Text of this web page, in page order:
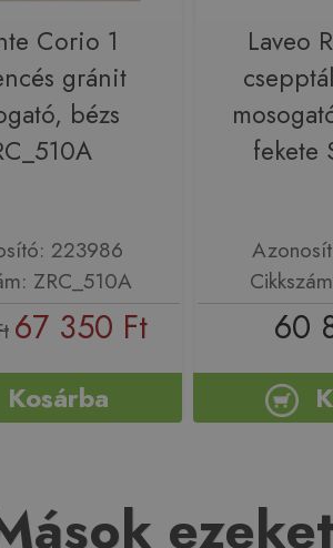
Corio 1
gránit
bézs
223986
ZRC_510A
67 350 Ft
Kosárba
Laveo
fekete
60